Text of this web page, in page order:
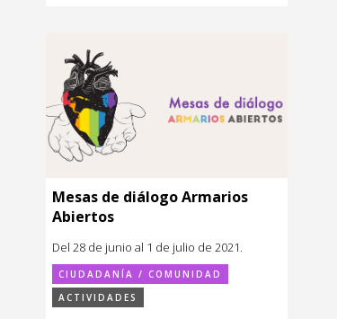
Mesas de diálogo Armarios
Abiertos
Del 28 de junio al 1 de julio de 2021.
CIUDADANÍA / COMUNIDAD
ACTIVIDADES